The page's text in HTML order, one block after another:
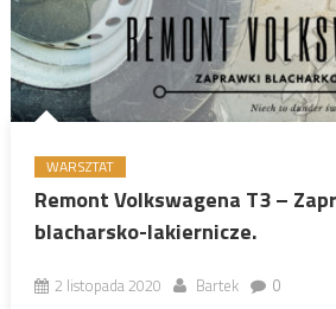
WARSZTAT
Remont Volkswagena T3 –
blacharsko-lakiernicze.
2 listopada 2020 Bartek 0